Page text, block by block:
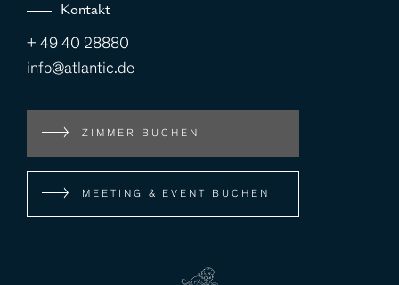
Kontakt
+ 49 40 28880
info@atlantic.de
ZIMMER BUCHEN
MEETING & EVENT BUCHEN